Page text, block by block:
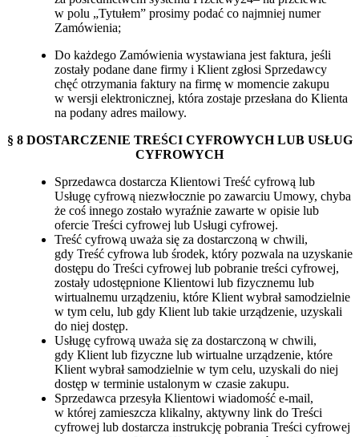
w polu „Tytułem” prosimy podać co najmniej numer
Zamówienia;
Do każdego Zamówienia wystawiana jest faktura, jeśli
zostały podane dane firmy i Klient zgłosi Sprzedawcy
chęć otrzymania faktury na firmę w momencie zakupu
w wersji elektronicznej, która zostaje przesłana do Klienta
na podany adres mailowy.
§ 8 DOSTARCZENIE TREŚCI CYFROWYCH LUB USŁUG
CYFROWYCH
Sprzedawca dostarcza Klientowi Treść cyfrową lub
Usługę cyfrową niezwłocznie po zawarciu Umowy, chyba
że coś innego zostało wyraźnie zawarte w opisie lub
ofercie Treści cyfrowej lub Usługi cyfrowej.
Treść cyfrową uważa się za dostarczoną w chwili,
gdy Treść cyfrowa lub środek, który pozwala na uzyskanie
dostępu do Treści cyfrowej lub pobranie treści cyfrowej,
zostały udostępnione Klientowi lub fizycznemu lub
wirtualnemu urządzeniu, które Klient wybrał samodzielnie
w tym celu, lub gdy Klient lub takie urządzenie, uzyskali
do niej dostęp.
Usługę cyfrową uważa się za dostarczoną w chwili,
gdy Klient lub fizyczne lub wirtualne urządzenie, które
Klient wybrał samodzielnie w tym celu, uzyskali do niej
dostęp w terminie ustalonym w czasie zakupu.
Sprzedawca przesyła Klientowi wiadomość e-mail,
w której zamieszcza klikalny, aktywny link do Treści
cyfrowej lub dostarcza instrukcję pobrania Treści cyfrowej